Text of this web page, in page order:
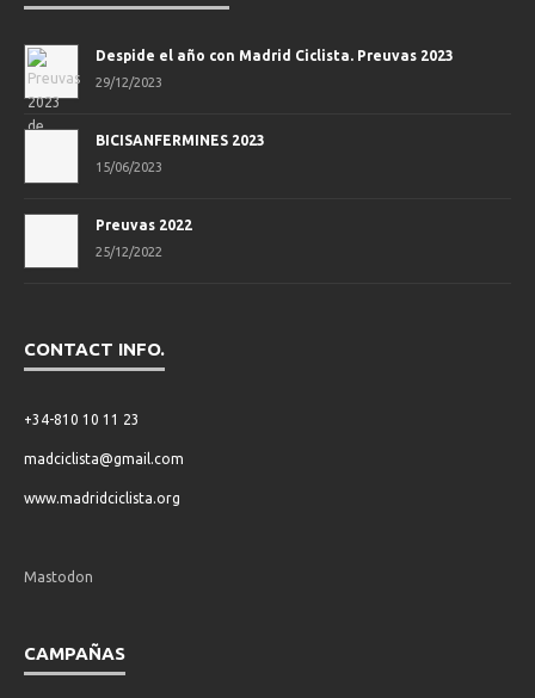
Despide el año con Madrid Ciclista. Preuvas 2023
29/12/2023
BICISANFERMINES 2023
15/06/2023
Preuvas 2022
25/12/2022
CONTACT INFO.
+34-810 10 11 23
madciclista@gmail.com
www.madridciclista.org
Mastodon
CAMPAÑAS